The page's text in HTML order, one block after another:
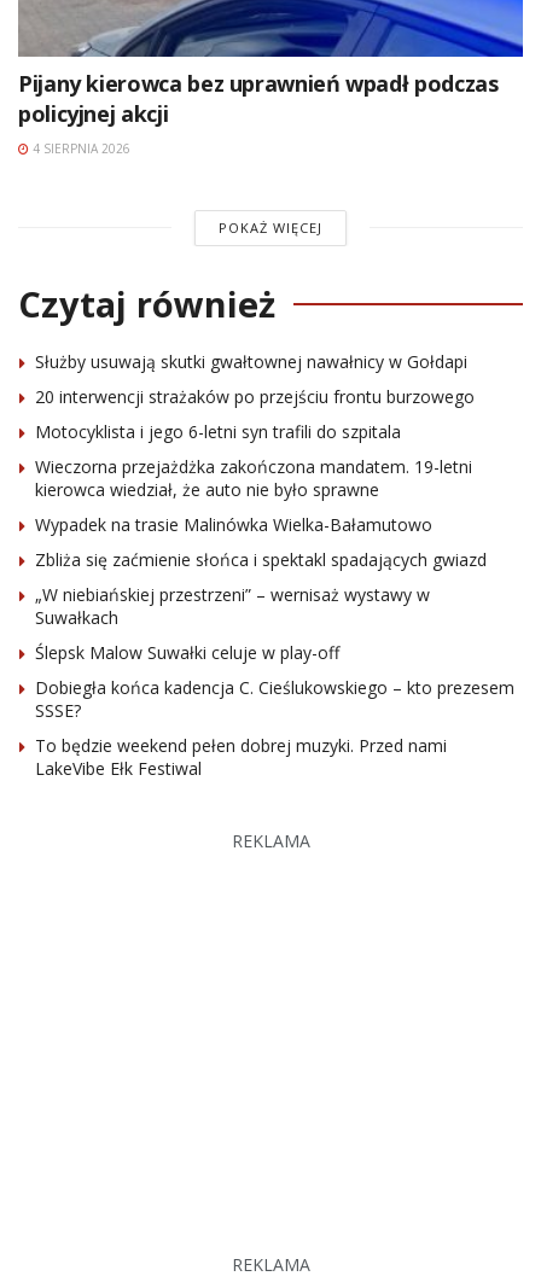
Pijany kierowca bez uprawnień wpadł podczas
policyjnej akcji
4 SIERPNIA 2026
POKAŻ WIĘCEJ
Czytaj również
Służby usuwają skutki gwałtownej nawałnicy w Gołdapi
20 interwencji strażaków po przejściu frontu burzowego
Motocyklista i jego 6-letni syn trafili do szpitala
Wieczorna przejażdżka zakończona mandatem. 19-letni
kierowca wiedział, że auto nie było sprawne
Wypadek na trasie Malinówka Wielka-Bałamutowo
Zbliża się zaćmienie słońca i spektakl spadających gwiazd
„W niebiańskiej przestrzeni” – wernisaż wystawy w
Suwałkach
Ślepsk Malow Suwałki celuje w play-off
Dobiegła końca kadencja C. Cieślukowskiego – kto prezesem
SSSE?
To będzie weekend pełen dobrej muzyki. Przed nami
LakeVibe Ełk Festiwal
REKLAMA
REKLAMA